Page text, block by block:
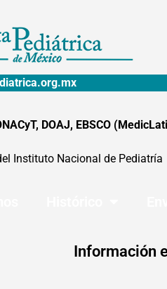
DOAJ, EBSCO
Instituto Nacional de Pediatría
Información